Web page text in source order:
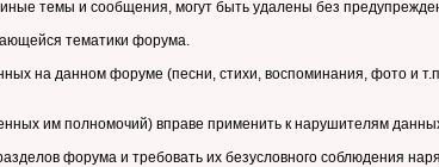
темы и сообщения, могут быть удалены без
тематики форума.
на данном форуме (песни, стихи, воспоминания, фото и
им полномочий) вправе применить к нарушителям
форума и требовать их безусловного соблюдения